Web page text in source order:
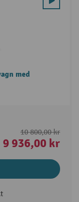
med
10 800,00 kr
9 936,00 kr